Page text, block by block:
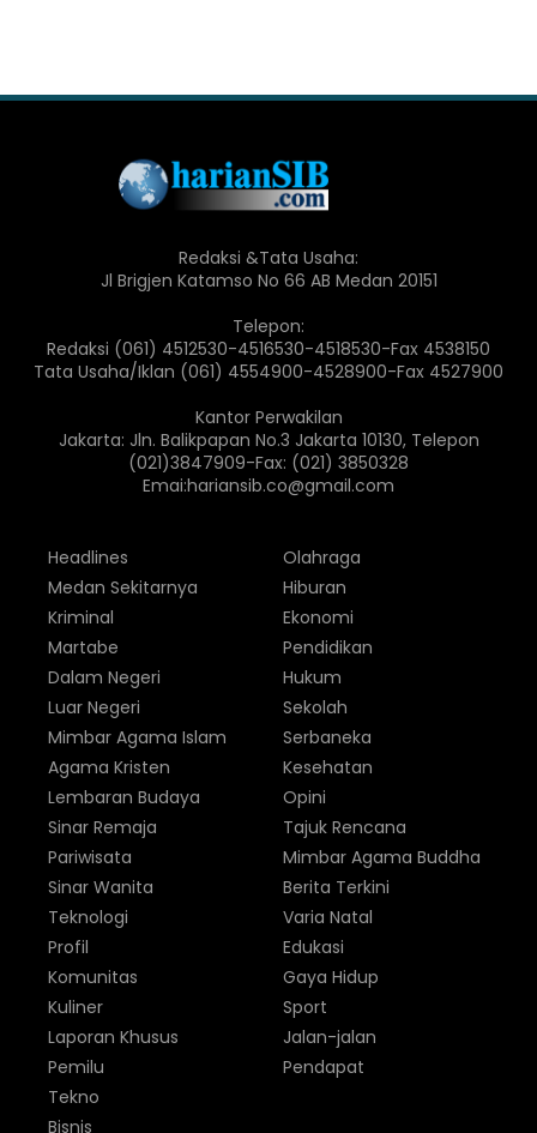
Redaksi &Tata Usaha:
Jl Brigjen Katamso No 66 AB Medan 20151
Telepon:
Redaksi (061) 4512530-4516530-4518530-Fax 4538150
Tata Usaha/Iklan (061) 4554900-4528900-Fax 4527900
Kantor Perwakilan
Jakarta: Jln. Balikpapan No.3 Jakarta 10130, Telepon
(021)3847909-Fax: (021) 3850328
Emai:hariansib.co@gmail.com
Headlines
Medan Sekitarnya
Kriminal
Martabe
Dalam Negeri
Luar Negeri
Olahraga
Hiburan
Ekonomi
Pendidikan
Hukum
Sekolah
Mimbar Agama Islam
Agama Kristen
Lembaran Budaya
Sinar Remaja
Pariwisata
Sinar Wanita
Serbaneka
Kesehatan
Opini
Tajuk Rencana
Mimbar Agama Buddha
Berita Terkini
Teknologi
Profil
Komunitas
Kuliner
Laporan Khusus
Pemilu
Varia Natal
Edukasi
Gaya Hidup
Sport
Jalan-jalan
Pendapat
Tekno
Bisnis